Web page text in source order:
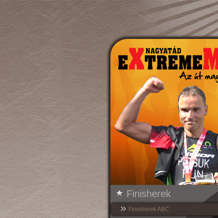
Finisherek
Finisherek ABC